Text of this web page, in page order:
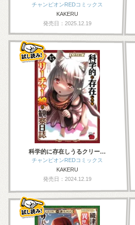
チャンピオンREDコミックス
KAKERU
発売日：2025.12.19
科学的に存在しうるクリー…
チャンピオンREDコミックス
KAKERU
発売日：2024.12.19